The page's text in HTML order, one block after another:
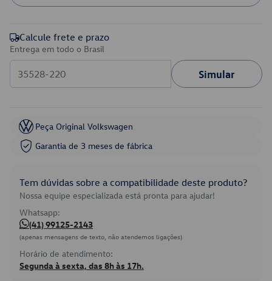
Calcule frete e prazo
Entrega em todo o Brasil
Simular
Peça Original Volkswagen
Garantia de 3 meses de fábrica
Tem dúvidas sobre a compatibilidade deste produto?
Nossa equipe especializada está pronta para ajudar!
Whatsapp:
(41) 99125-2143
(apenas mensagens de texto, não atendemos ligações)
Horário de atendimento:
Segunda à sexta, das 8h às 17h.